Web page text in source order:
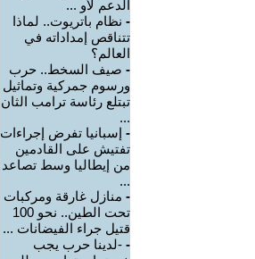
الدعم لأو ...
- نظام باتريوت.. لماذا
تتناقص إمداداته في
العالم؟
- صيف السخط.. حرب
ورسوم جمركية وتماثيل
تبتلع رئاسة ترامب الثان
...
- إسبانيا تفرض إجراءات
تفتيش على القادمين
من إيطاليا وسط تصاعد
...
- منازل غارقة ومركبات
تحت الطين.. نحو 100
قتيل جراء الفيضانات ...
- -لدينا حرب يجب